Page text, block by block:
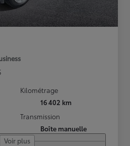
Kilométrage
16 402 km
Transmission
Boîte manuelle
Voir plus